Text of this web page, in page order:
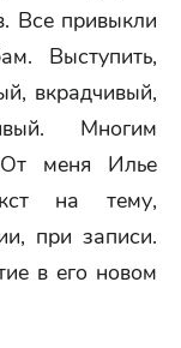
Все привыкли
Выступить,
вкрадчивый,
Многим
меня Илье
на тему,
при записи.
в его новом